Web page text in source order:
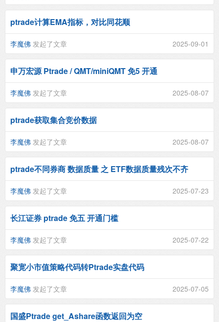
ptrade计算EMA指标，对比同花顺
李魔佛 发起了文章 2025-09-01
申万宏源 Ptrade / QMT/miniQMT 免5 开通
李魔佛 发起了文章 2025-08-07
ptrade获取集合竞价数据
李魔佛 发起了文章 2025-08-07
ptrade不同券商 数据质量 之 ETF数据质量残次不齐
李魔佛 发起了文章 2025-07-23
长江证券 ptrade 免五 开通门槛
李魔佛 发起了文章 2025-07-22
聚宽小市值策略代码转Ptrade实盘代码
李魔佛 发起了文章 2025-07-05
国盛Ptrade get_Ashare函数返回为空